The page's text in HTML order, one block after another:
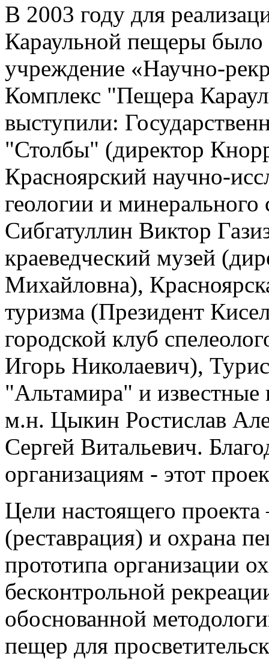
В 2003 году для
Караульной пещеры было
учреждение «Научно-
Комплекс "Пещера
выступили:
"Столбы" (директор
Красноярский научно-
геологии и
Сибгатуллин Виктор
краеведческий музей
Михайловна),
туризма (Президент
городской клуб
Игорь Николаевич),
"Альтамира" и известные
м.н. Цыкин Ростислав
Сергей Витальевич.
организациям - этот
Цели настоящего
(реставрация) и охрана
прототипа организации
бесконтрольной
обоснованной
пещер для